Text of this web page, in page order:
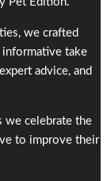
we crafted
informative take
advice, and
we celebrate the
to improve their